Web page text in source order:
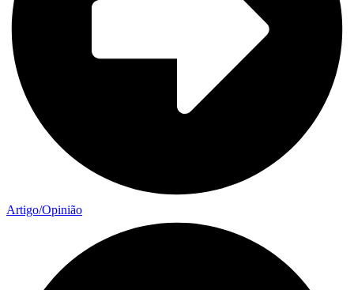
Artigo/Opinião